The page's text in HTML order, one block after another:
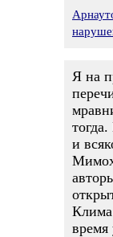
Я на
и
Клима
время